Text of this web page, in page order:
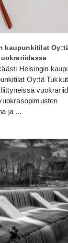
kaupunkitilat
Helsingin
Oy:tä
ja ...